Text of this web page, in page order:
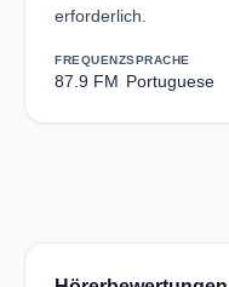
erforderlich.
FREQUENZ
87.9 FM
SPRACHE
Portuguese